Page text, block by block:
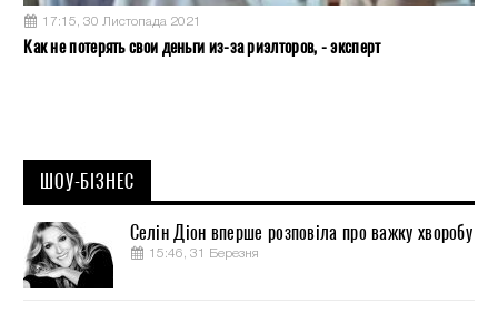
17:15, 30 Листопада 2021
Как не потерять свои деньги из-за риэлторов, - эксперт
ШОУ-БІЗНЕС
Селін Діон вперше розповіла про важку хворобу
15:46, 31 Березня